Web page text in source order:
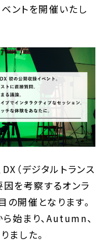
ントを開催いたし
（デジタルトランス
因を考察するオンラ
の開催となります。
始まり、Autumn、
した。